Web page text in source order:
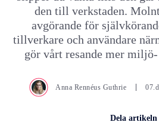
den till verkstaden.
avgörande för
tillverkare och användare
gör vårt resande mer
Anna Rennéus Guthrie
Dela artikeln